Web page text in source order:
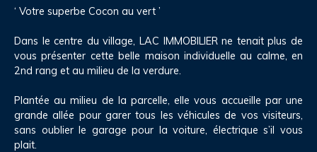
‘ Votre superbe Cocon au vert ’
Dans le centre du village, LAC IMMOBILIER ne tenait plus de
vous présenter cette belle maison individuelle au calme, en
2nd rang et au milieu de la verdure.
Plantée au milieu de la parcelle, elle vous accueille par une
grande allée pour garer tous les véhicules de vos visiteurs,
sans oublier le garage pour la voiture, électrique s’il vous
plait.